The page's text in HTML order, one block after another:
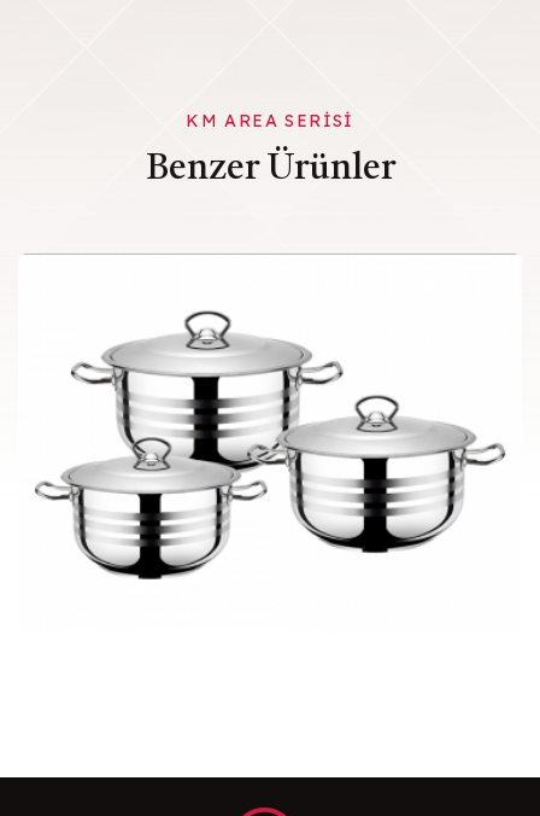
KM AREA SERISI
Benzer Ürünler